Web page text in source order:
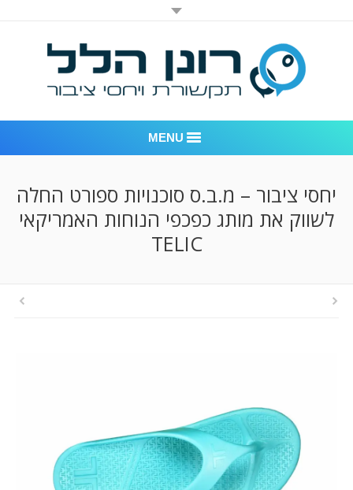
MENU
אודות החברה
דוגמאות לעבודות שביצענו
צור קשר
יחסי ציבור – מ.ב.ס סוכנויות ספורט החלה
לשווק את מותג כפכפי הנוחות האמריקאי
TELIC